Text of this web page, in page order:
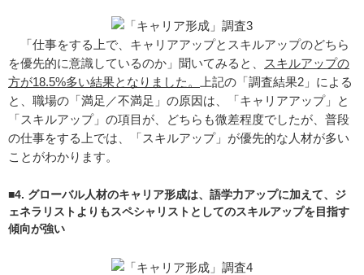
「仕事をする上で、キャリアアップとスキルアップのどちら
を優先的に意識しているのか」聞いてみると、
スキルアップの
方が18.5%多い結果となりました。
上記の「調査結果2」による
と、職場の「満足／不満足」の原因は、「キャリアアップ」と
「スキルアップ」の項目が、どちらも微差程度でしたが、普段
の仕事をする上では、「スキルアップ」が優先的な人材が多い
ことがわかります。
■4. グローバル人材のキャリア形成は、語学力アップに加えて、ジ
ェネラリストよりもスペシャリストとしてのスキルアップを目指す
傾向が強い